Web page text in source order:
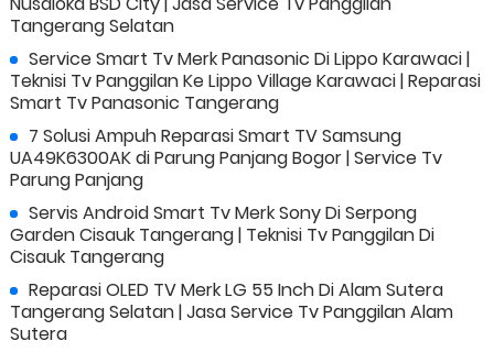
Tangerang Selatan
Service Smart Tv Merk Panasonic Di Lippo Karawaci |
Teknisi Tv Panggilan Ke Lippo Village Karawaci | Reparasi
Smart Tv Panasonic Tangerang
7 Solusi Ampuh Reparasi Smart TV Samsung
UA49K6300AK di Parung Panjang Bogor | Service Tv
Parung Panjang
Servis Android Smart Tv Merk Sony Di Serpong
Garden Cisauk Tangerang | Teknisi Tv Panggilan Di
Cisauk Tangerang
Reparasi OLED TV Merk LG 55 Inch Di Alam Sutera
Tangerang Selatan | Jasa Service Tv Panggilan Alam
Sutera